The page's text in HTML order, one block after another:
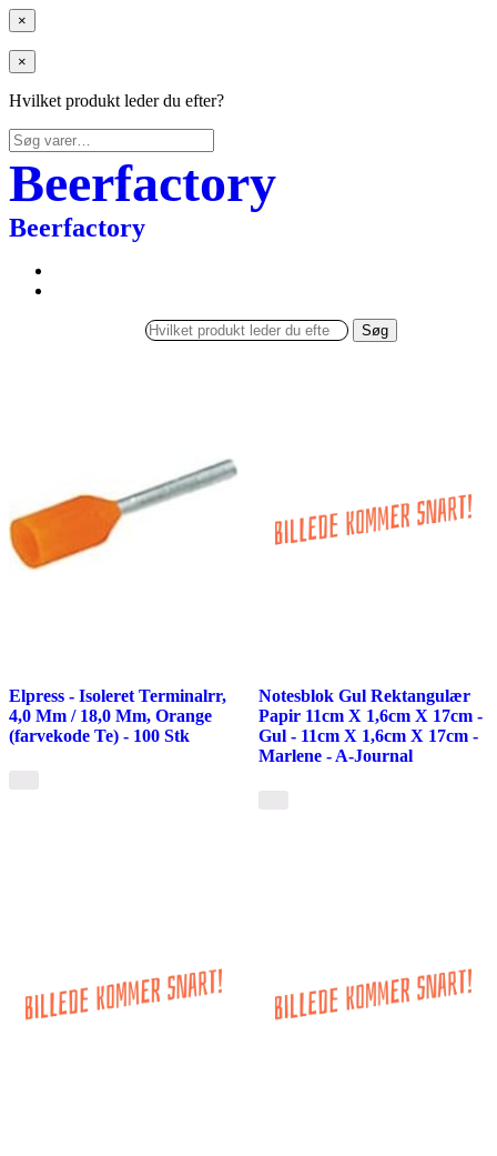
×
×
Hvilket produkt leder du efter?
Søg
efter:
Beerfactory
Beerfactory
Søg
Elpress - Isoleret Terminalrr,
4,0 Mm / 18,0 Mm, Orange
(farvekode Te) - 100 Stk
Notesblok Gul Rektangulær
Papir 11cm X 1,6cm X 17cm -
Gul - 11cm X 1,6cm X 17cm -
Marlene - A-Journal